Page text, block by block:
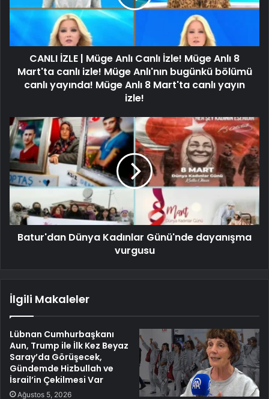
CANLI İZLE | Müge Anlı Canlı İzle! Müge Anlı 8
Mart'ta canlı izle! Müge Anlı'nın bugünkü bölümü
canlı yayında! Müge Anlı 8 Mart'ta canlı yayın
izle!
Batur'dan Dünya Kadınlar Günü'nde dayanışma
vurgusu
İlgili Makaleler
Lübnan Cumhurbaşkanı
Aun, Trump ile İlk Kez Beyaz
Saray’da Görüşecek,
Gündemde Hizbullah ve
İsrail’in Çekilmesi Var
Ağustos 5, 2026